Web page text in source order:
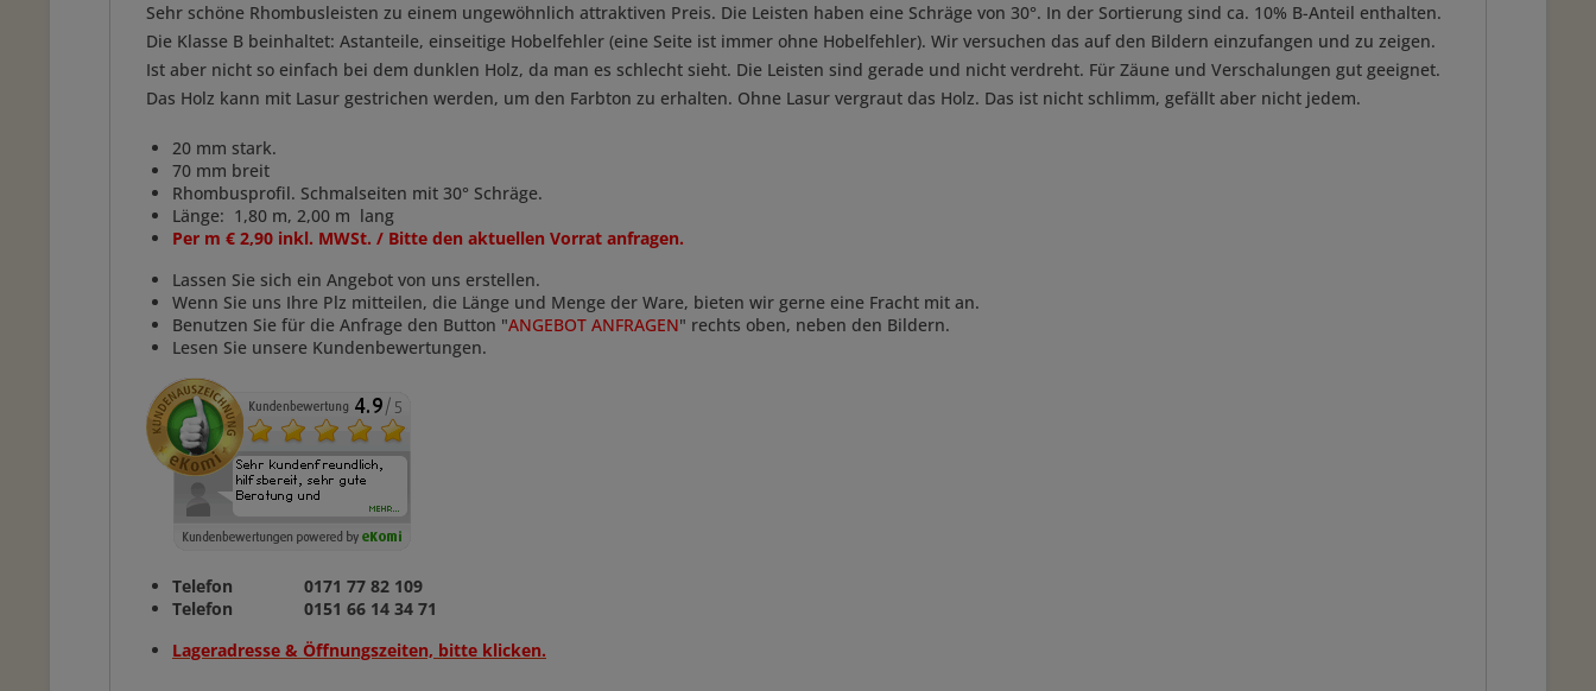
Sehr schöne Rhombusleisten zu einem ungewöhnlich attraktiven Preis. Die Leisten haben eine Schräge von 30°. In der Sortierung sind ca. 10% B-Anteil enthalten.
Die Klasse B beinhaltet: Astanteile, einseitige Hobelfehler (eine Seite ist immer ohne Hobelfehler). Wir versuchen das auf den Bildern einzufangen und zu zeigen.
Ist aber nicht so einfach bei dem dunklen Holz, da man es schlecht sieht. Die Leisten sind gerade und nicht verdreht. Für Zäune und Verschalungen gut geeignet.
Das Holz kann mit Lasur gestrichen werden, um den Farbton zu erhalten. Ohne Lasur vergraut das Holz. Das ist nicht schlimm, gefällt aber nicht jedem.
20 mm stark.
70 mm breit
Rhombusprofil. Schmalseiten mit 30° Schräge.
Länge: 1,80 m, 2,00 m lang
Per m € 2,90 inkl. MWSt. / Bitte den aktuellen Vorrat anfragen.
Lassen Sie sich ein Angebot von uns erstellen.
Wenn Sie uns Ihre Plz mitteilen, die Länge und Menge der Ware, bieten wir gerne eine Fracht mit an.
Benutzen Sie für die Anfrage den Button "ANGEBOT ANFRAGEN" rechts oben, neben den Bildern.
Lesen Sie unsere Kundenbewertungen.
Telefon 0171 77 82 109
Telefon 0151 66 14 34 71
Lageradresse & Öffnungszeiten, bitte klicken.